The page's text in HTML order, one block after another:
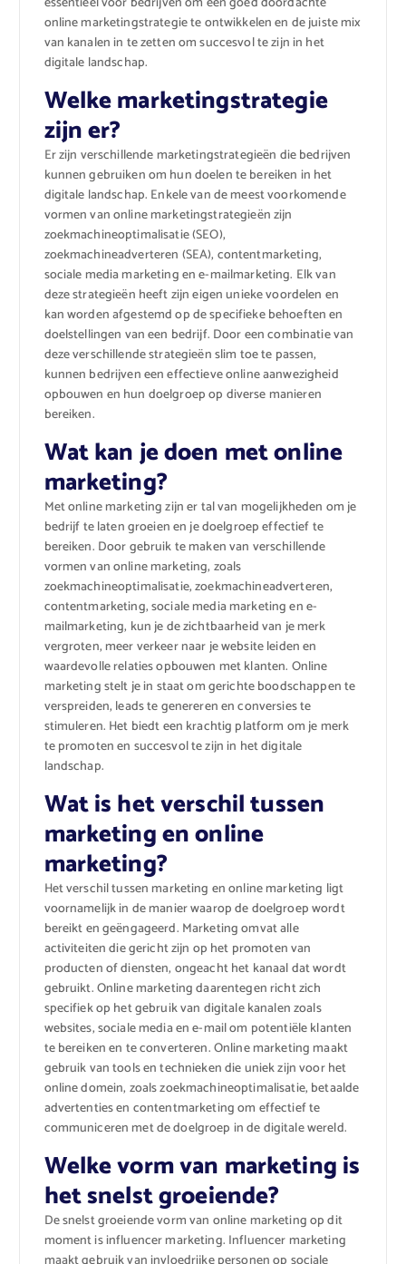
online marketingstrategie te ontwikkelen en de juiste mix
van kanalen in te zetten om succesvol te zijn in het
digitale landschap.
Welke marketingstrategie
zijn er?
Er zijn verschillende marketingstrategieën die bedrijven
kunnen gebruiken om hun doelen te bereiken in het
digitale landschap. Enkele van de meest voorkomende
vormen van online marketingstrategieën zijn
zoekmachineoptimalisatie (SEO),
zoekmachineadverteren (SEA), contentmarketing,
sociale media marketing en e-mailmarketing. Elk van
deze strategieën heeft zijn eigen unieke voordelen en
kan worden afgestemd op de specifieke behoeften en
doelstellingen van een bedrijf. Door een combinatie van
deze verschillende strategieën slim toe te passen,
kunnen bedrijven een effectieve online aanwezigheid
opbouwen en hun doelgroep op diverse manieren
bereiken.
Wat kan je doen met online
marketing?
Met online marketing zijn er tal van mogelijkheden om je
bedrijf te laten groeien en je doelgroep effectief te
bereiken. Door gebruik te maken van verschillende
vormen van online marketing, zoals
zoekmachineoptimalisatie, zoekmachineadverteren,
contentmarketing, sociale media marketing en e-
mailmarketing, kun je de zichtbaarheid van je merk
vergroten, meer verkeer naar je website leiden en
waardevolle relaties opbouwen met klanten. Online
marketing stelt je in staat om gerichte boodschappen te
verspreiden, leads te genereren en conversies te
stimuleren. Het biedt een krachtig platform om je merk
te promoten en succesvol te zijn in het digitale
landschap.
Wat is het verschil tussen
marketing en online
marketing?
Het verschil tussen marketing en online marketing ligt
voornamelijk in de manier waarop de doelgroep wordt
bereikt en geëngageerd. Marketing omvat alle
activiteiten die gericht zijn op het promoten van
producten of diensten, ongeacht het kanaal dat wordt
gebruikt. Online marketing daarentegen richt zich
specifiek op het gebruik van digitale kanalen zoals
websites, sociale media en e-mail om potentiële klanten
te bereiken en te converteren. Online marketing maakt
gebruik van tools en technieken die uniek zijn voor het
online domein, zoals zoekmachineoptimalisatie, betaalde
advertenties en contentmarketing om effectief te
communiceren met de doelgroep in de digitale wereld.
Welke vorm van marketing is
het snelst groeiende?
De snelst groeiende vorm van online marketing op dit
moment is influencer marketing. Influencer marketing